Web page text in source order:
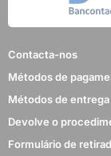
Contacta-nos
Métodos de
Métodos de entrega
Devolve o
Formulário de